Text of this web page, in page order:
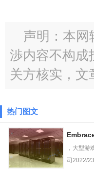
声明：本网
渉内容不构成
关方核实，文
热门图文
，大型游
司2022/